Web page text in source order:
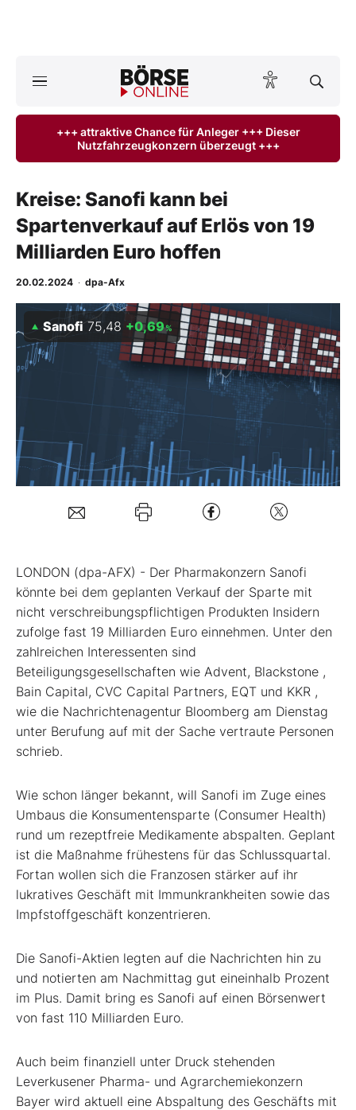
ktuelle Ausgabe BÖRSE ONLINE lesen
Anlageprodukte
Finanz-Check
BO-Musterdepots
Experten
Mein Konto
+++ attraktive Chance für Anleger +++ Dieser
Nutzfahrzeugkonzern überzeugt +++
Kreise: Sanofi kann bei
Spartenverkauf auf Erlös von 19
Milliarden Euro hoffen
20.02.2024 · dpa-Afx
Sanofi 75,48 +0,69%
LONDON (dpa-AFX) - Der Pharmakonzern Sanofi
könnte bei dem geplanten Verkauf der Sparte mit
nicht verschreibungspflichtigen Produkten Insidern
zufolge fast 19 Milliarden Euro einnehmen. Unter den
zahlreichen Interessenten sind
Beteiligungsgesellschaften wie Advent, Blackstone ,
Bain Capital, CVC Capital Partners, EQT und KKR ,
wie die Nachrichtenagentur Bloomberg am Dienstag
unter Berufung auf mit der Sache vertraute Personen
schrieb.
Wie schon länger bekannt, will Sanofi im Zuge eines
Umbaus die Konsumentensparte (Consumer Health)
rund um rezeptfreie Medikamente abspalten. Geplant
ist die Maßnahme frühestens für das Schlussquartal.
Fortan wollen sich die Franzosen stärker auf ihr
lukratives Geschäft mit Immunkrankheiten sowie das
Impfstoffgeschäft konzentrieren.
Die Sanofi-Aktien legten auf die Nachrichten hin zu
und notierten am Nachmittag gut eineinhalb Prozent
im Plus. Damit bring es Sanofi auf einen Börsenwert
von fast 110 Milliarden Euro.
Auch beim finanziell unter Druck stehenden
Leverkusener Pharma- und Agrarchemiekonzern
Bayer wird aktuell eine Abspaltung des Geschäfts mit